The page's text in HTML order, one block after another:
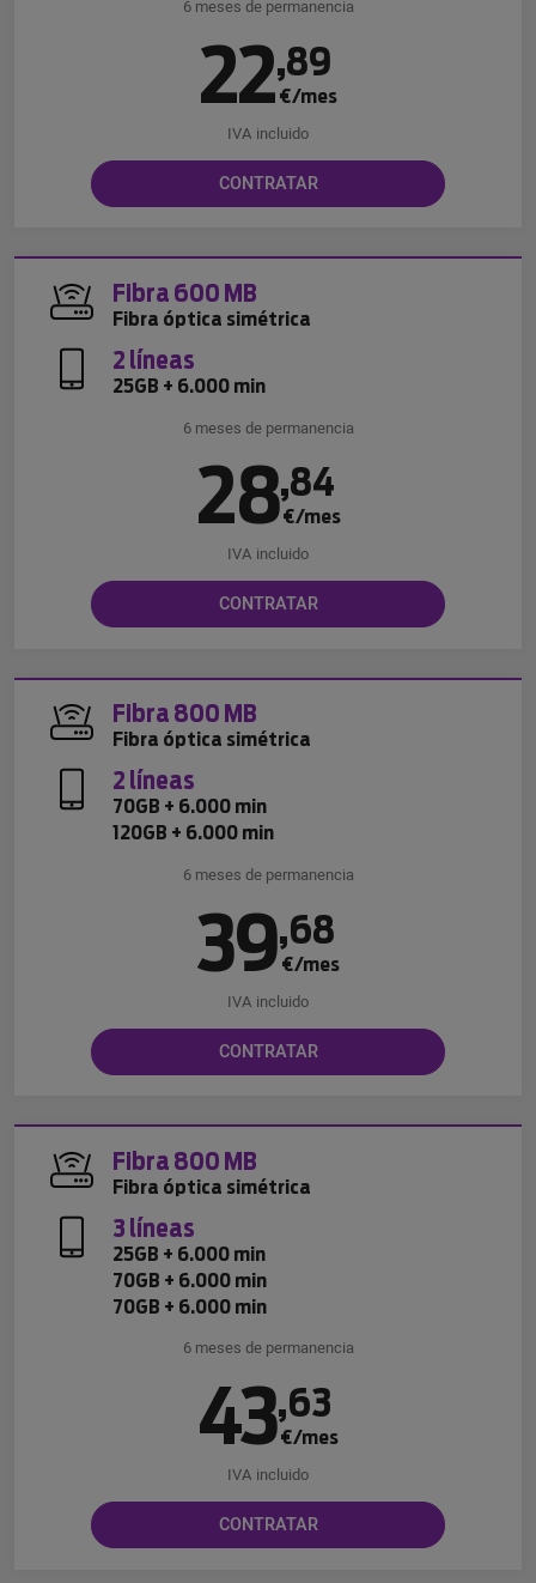
6 meses de permanencia
22,89
€/mes
IVA incluido
CONTRATAR
Fibra 600 MB
Fibra óptica simétrica
2 líneas
25GB + 6.000 min
6 meses de permanencia
28,84
€/mes
IVA incluido
CONTRATAR
Fibra 800 MB
Fibra óptica simétrica
2 líneas
70GB + 6.000 min
120GB + 6.000 min
6 meses de permanencia
39,68
€/mes
IVA incluido
CONTRATAR
Fibra 800 MB
Fibra óptica simétrica
3 líneas
25GB + 6.000 min
70GB + 6.000 min
70GB + 6.000 min
6 meses de permanencia
43,63
€/mes
IVA incluido
CONTRATAR